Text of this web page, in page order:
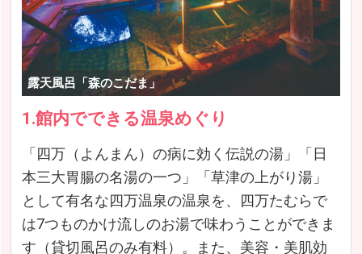
露天風呂「森のこだま」
1.館内でできる温泉めぐり
「四万（よんまん）の病に効く伝説の湯」「日
本三大胃腸の名湯の一つ」「草津の上がり湯」
として有名な四万温泉の温泉を、四万たむらで
は7つものかけ流しのお湯で味わうことができま
す（貸切風呂のみ有料）。また、美容・美肌効